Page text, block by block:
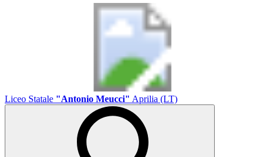
Liceo Statale "Antonio Meucci" Aprilia (LT)